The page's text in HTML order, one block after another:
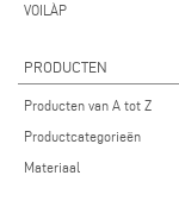
VOILÀP
PRODUCTEN
Producten van A tot Z
Productcategorieën
Materiaal